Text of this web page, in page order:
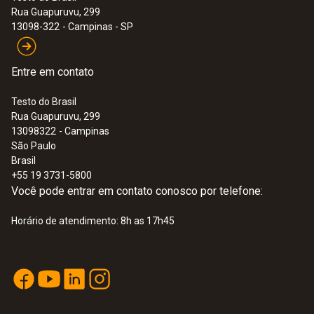
0 a 14 pH
Exatidão
Resolução
0,01 pH
Dados técnicos gerais
Temperatura de operação
:0563 2065
testo 206-pH1 - instrumento de
líquidos
Rua Guapuruvu, 299
13098-322 - Campinas - SP
Entre em contato
Testo do Brasil
Rua Guapuruvu, 299
13098322 - Campinas
São Paulo
Brasil
+55 19 3731-5800
Você pode entrar em contato conosco por telefone:
Horário de atendimento: 8h as 17h45